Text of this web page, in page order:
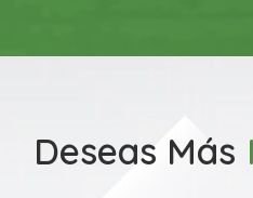
Deseas Más